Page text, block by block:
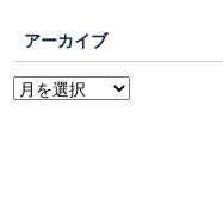
アーカイブ